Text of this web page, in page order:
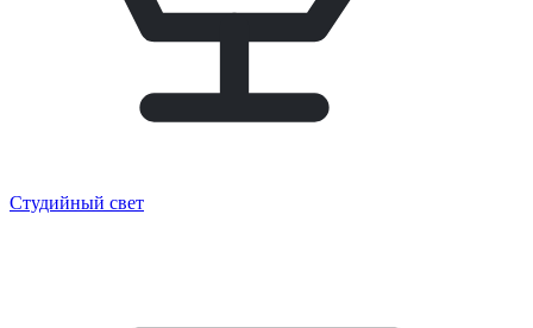
Студийный свет